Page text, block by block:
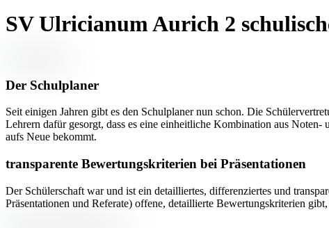
SV Ulricianum Aurich 2
Der Schulplaner
Seit einigen Jahren gibt es den Schulplaner nun schon. Die
Lehrern dafür gesorgt, dass es eine einheitliche Kombination aus
aufs Neue bekommt.
transparente Bewertungskriterien bei Präsentationen
Der Schülerschaft war und ist ein detailliertes, differenziertes und
Präsentationen und Referate) offene, detaillierte Bewertungskriterien